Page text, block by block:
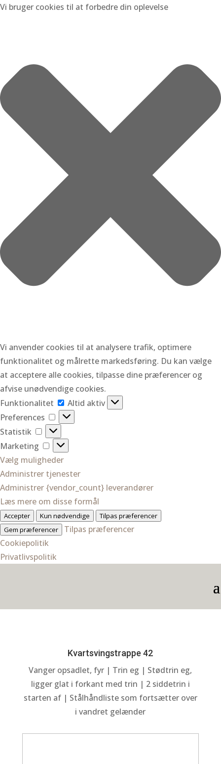
Vi bruger cookies til at forbedre din oplevelse
Vi anvender cookies til at analysere trafik, optimere
funktionalitet og målrette markedsføring. Du kan vælge
at acceptere alle cookies, tilpasse dine præferencer og
afvise unødvendige cookies.
Funktionalitet
Funktionalitet
Altid aktiv
Preferences
Preferences
Statistik
Statistik
Marketing
Marketing
Vælg muligheder
Administrer tjenester
Administrer {vendor_count} leverandører
Læs mere om disse formål
Accepter Kun nødvendige
Tilpas præferencer
Gem præferencer
Tilpas præferencer
Cookiepolitik
Privatlivspolitik
Kvartsvingstrappe 42
Vanger opsadlet, fyr | Trin eg | Stødtrin eg,
ligger glat i forkant med trin | 2 siddetrin i
starten af | Stålhåndliste som fortsætter over
i vandret gelænder